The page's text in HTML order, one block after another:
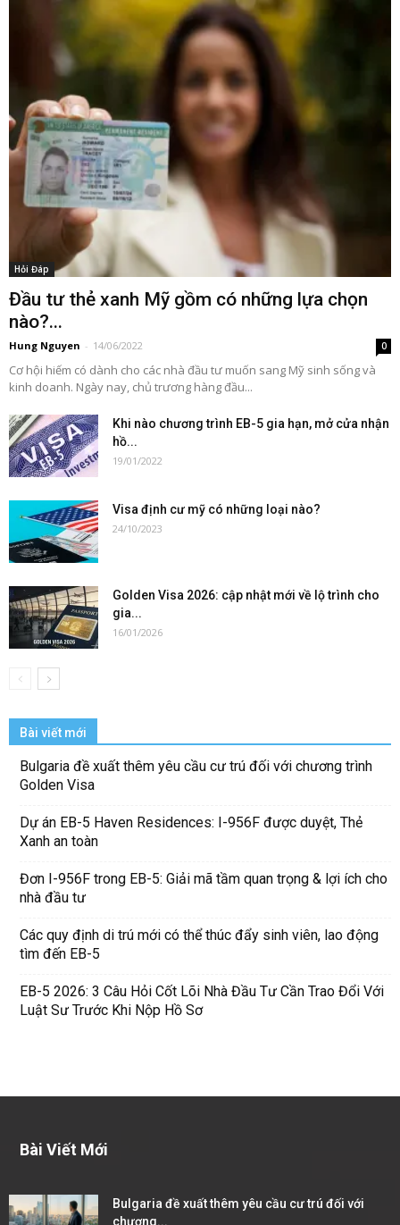
Hỏi Đáp
Đầu tư thẻ xanh Mỹ gồm có những lựa chọn
nào?...
Hung Nguyen - 14/06/2022 0
Cơ hội hiếm có dành cho các nhà đầu tư muốn sang Mỹ sinh sống và
kinh doanh. Ngày nay, chủ trương hàng đầu...
Khi nào chương trình EB-5 gia hạn, mở cửa nhận
hồ...
19/01/2022
Visa định cư mỹ có những loại nào?
24/10/2023
Golden Visa 2026: cập nhật mới về lộ trình cho
gia...
16/01/2026
Bài viết mới
Bulgaria đề xuất thêm yêu cầu cư trú đối với chương trình
Golden Visa
Dự án EB-5 Haven Residences: I-956F được duyệt, Thẻ
Xanh an toàn
Đơn I-956F trong EB-5: Giải mã tầm quan trọng & lợi ích cho
nhà đầu tư
Các quy định di trú mới có thể thúc đẩy sinh viên, lao động
tìm đến EB-5
EB-5 2026: 3 Câu Hỏi Cốt Lõi Nhà Đầu Tư Cần Trao Đổi Với
Luật Sư Trước Khi Nộp Hồ Sơ
Bài Viết Mới
Bulgaria đề xuất thêm yêu cầu cư trú đối với
chương...